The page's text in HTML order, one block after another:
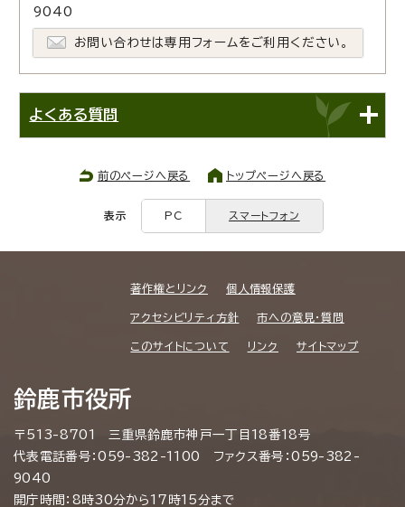
9040
お問い合わせは専用フォームをご利用ください。
よくある質問
前のページへ戻る トップページへ戻る
表示 PC スマートフォン
著作権とリンク 個人情報保護
アクセシビリティ方針 市への意見・質問
このサイトについて リンク サイトマップ
鈴鹿市役所
〒513-8701 三重県鈴鹿市神戸一丁目18番18号
代表電話番号：059-382-1100 ファクス番号：059-382-
9040
開庁時間：8時30分から17時15分まで